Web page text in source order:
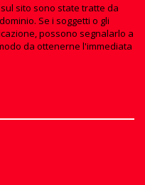
sito sono state tratte da
Se i soggetti o gli
possono segnalarlo a
da ottenerne l'immediata